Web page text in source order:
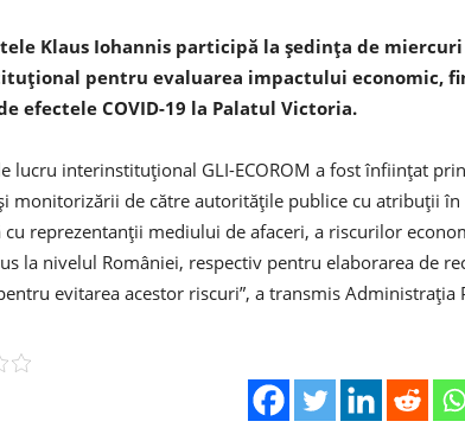
Klaus Iohannis participă la ședința de
pentru evaluarea impactului economic,
efectele COVID-19 la Palatul Victoria.
lucru interinstituţional GLI-ECOROM a fost înființat
monitorizării de către autoritățile publice cu atribuții
reprezentanții mediului de afaceri, a riscurilor
la nivelul României, respectiv pentru elaborarea de
evitarea acestor riscuri”, a transmis Administrația